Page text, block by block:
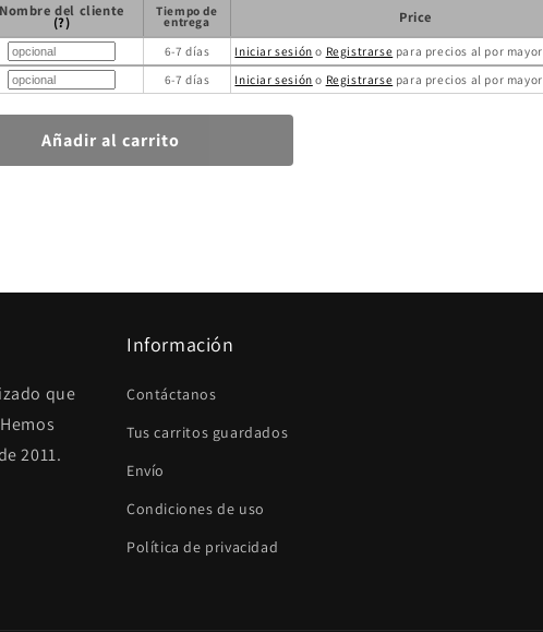
Nombre del cliente
(?)
Tiempo de
entrega
Price
6-7 días Iniciar sesión o Registrarse para precios al por mayor
6-7 días Iniciar sesión o Registrarse para precios al por mayor
que
2011.
Información
Contáctanos
Tus carritos guardados
Envío
Condiciones de uso
Política de privacidad